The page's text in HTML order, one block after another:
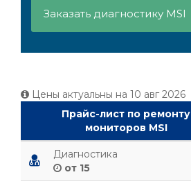
Заказать диагностику MSI
Цены актуальны на 10 авг 2026
Прайс-лист по ремонту
мониторов MSI
Диагностика
от 15